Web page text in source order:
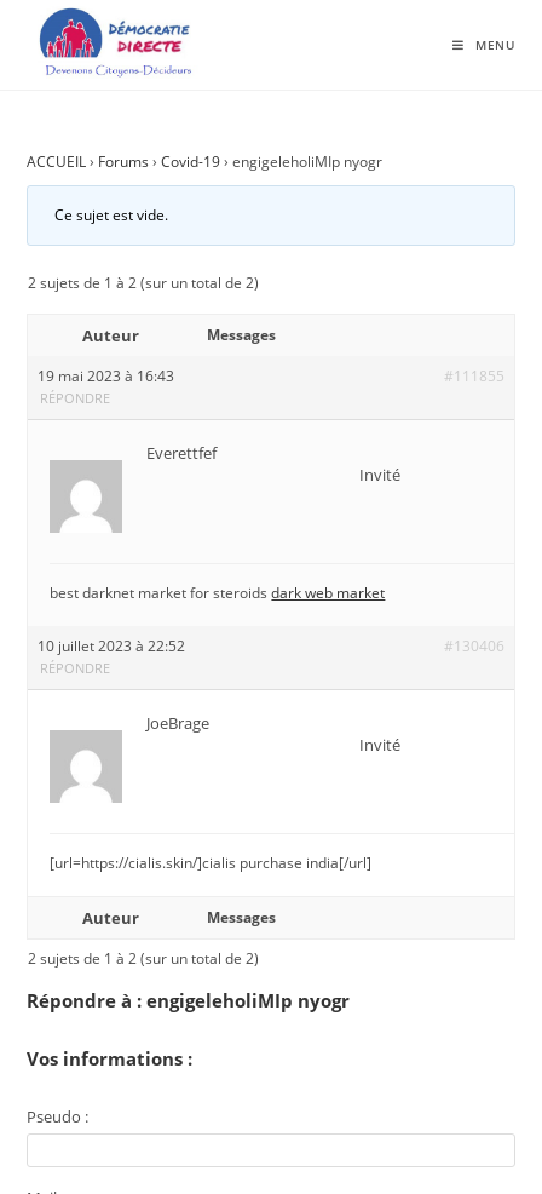
MENU
ACCUEIL › Forums › Covid-19 › engigeleholiMIp nyogr
Ce sujet est vide.
2 sujets de 1 à 2 (sur un total de 2)
Auteur
Messages
19 mai 2023 à 16:43
#111855
RÉPONDRE
Everettfef
Invité
best darknet market for steroidsdark web market
10 juillet 2023 à 22:52 #130406
RÉPONDRE
JoeBrage
Invité
[url=https://cialis.skin/]cialis purchase india[/url]
Auteur
Messages
2 sujets de 1 à 2 (sur un total de 2)
Répondre à : engigeleholiMIp nyogr
Vos informations :
Pseudo :